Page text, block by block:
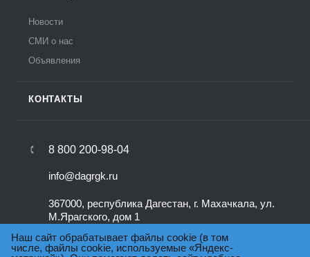
Новости
СМИ о нас
Объявления
КОНТАКТЫ
8 800 200-98-04
info@dagrgk.ru
367000, республика Дагестан, г. Махачкала, ул.
М.Ярагского, дом 1
Наш сайт обрабатывает файлы cookie (в том
числе, файлы cookie, используемые «Яндекс-